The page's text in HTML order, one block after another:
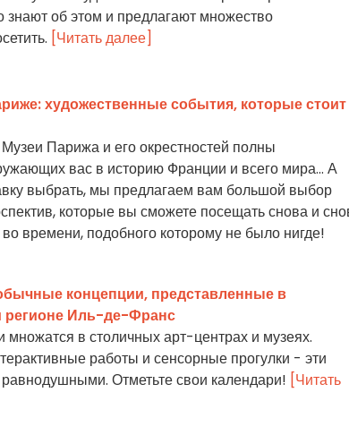
об этом и предлагают множество
[Читать далее]
художественные события, которые стоит
Парижа и его окрестностей полны
вас в историю Франции и всего мира... А
выбрать, мы предлагаем вам большой выбор
которые вы сможете посещать снова и
времени, подобного которому не было нигде!
концепции, представленные в
регионе Иль-де-Франс
в столичных арт-центрах и музеях.
работы и сенсорные прогулки - эти
Отметьте свои календари! [Читать